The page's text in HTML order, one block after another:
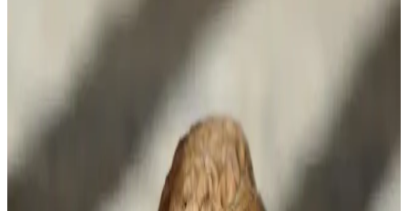
Tasarruf ve Kalite Dengesi Yöntemleri
çekirdek kahve almak ve evde taze öğütmek ekonomik ve lezzetli
Kopuklu Kahve ve Mehmet Efendi'nin Geleneksel
Üretim Yöntemleri
Kopuklu kahve, geleneksel kavurma ve öğütme teknikleriyle Türk
kahve kültüründe önemli bir yer tutar. Mehmet Efendi'nin ustalığıyla
özgün aroması korunur, kültürel miras olarak değerini sürdürür.